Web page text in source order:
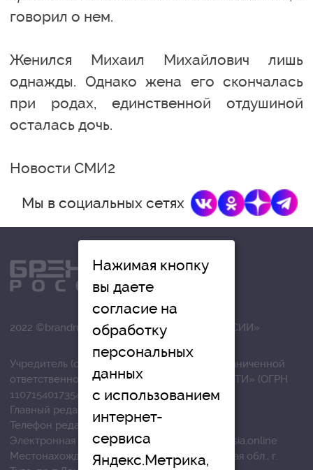
говорил о нем.
Женился Михаил Михайлович лишь
однажды. Однако жена его скончалась
при родах, единственной отдушиной
осталась дочь.
Новости СМИ2
Мы в социальных сетях
2022 ©brandrussia.online | СИ «БРЕНДЫ РОССИИ»
Учредитель (соучредители): Общество с ограниченной
ответственностью «РЕГИОНАЛЬНЫЕ НОВОСТИ» (ОГРН
1107154017354)
Главный редактор: Вострикова О.Г.
Телефон редакции: +7 (4872) 710-803
Электронная почта редакции:
info@brandrussia.online
Местонахождение редакции: 300041, Тульская обл., г.
Нажимая кнопку
вы даете
согласие на
обработку
персональных
данных
с использованием
интернет-
сервиса
Яндекс.Метрика,